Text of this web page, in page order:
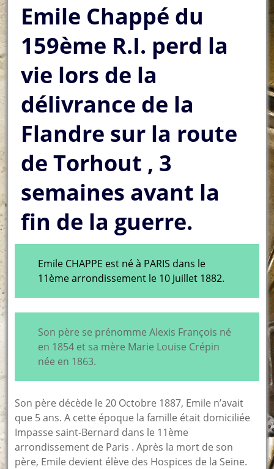
Emile Chappé du
159ème R.I. perd la
vie lors de la
délivrance de la
Flandre sur la route
de Torhout , 3
semaines avant la
fin de la guerre.
Emile CHAPPE est né à PARIS dans le
11ème arrondissement le 10 Juillet 1882.
Son père se prénomme Alexis François né
en 1854 et sa mère Marie Louise Crépin
née en 1863.
Son père décède le 20 Octobre 1887, Emile n’avait
que 5 ans. A cette époque la famille était domiciliée
Impasse saint-Bernard dans le 11ème
arrondissement de Paris . Après la mort de son
père, Emile devient élève des Hospices de la Seine.